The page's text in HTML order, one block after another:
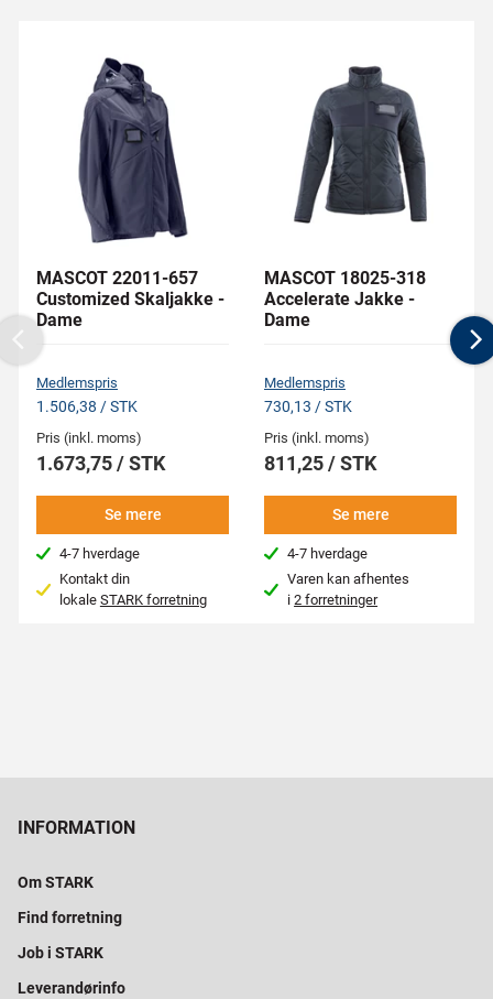
MASCOT 22011-657
Customized Skaljakke -
Dame
Medlemspris
1.506,38 / STK
Pris (inkl. moms)
1.673,75 / STK
Se mere
4-7 hverdage
Kontakt din
lokale STARK forretning
MASCOT 18025-318
Accelerate Jakke -
Dame
Medlemspris
730,13 / STK
Pris (inkl. moms)
811,25 / STK
Se mere
4-7 hverdage
Varen kan afhentes
i2 forretninger
Previous
INFORMATION
Om STARK
Find forretning
Job i STARK
Leverandørinfo